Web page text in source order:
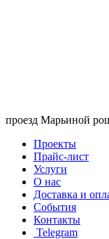
проезд Марьиной
Проекты
Прайс-лист
Услуги
О нас
Доставка и
События
Контакты
Telegram